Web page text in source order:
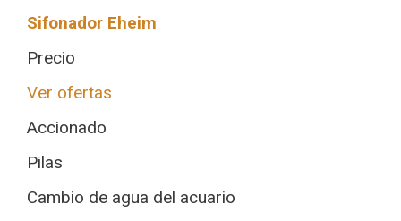
Sifonador Eheim
Precio
Ver ofertas
Accionado
Pilas
Cambio de agua del acuario